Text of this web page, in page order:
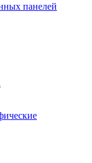
панелей